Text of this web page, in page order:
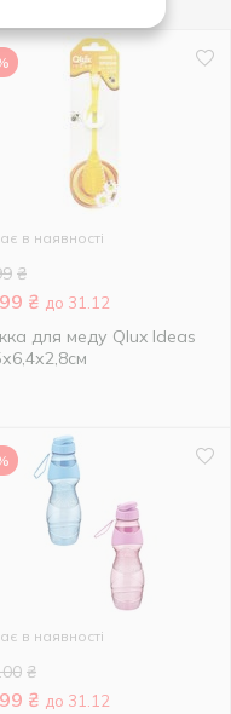
в наявності
₴
₴ до 31.12
для меду Qlux Ideas
в наявності
₴
₴ до 31.12